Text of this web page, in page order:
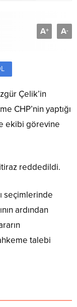
A+ A-
Çelik’in
CHP’nin yaptığı
ekibi görevine
itiraz reddedildi.
seçimlerinde
ardından
talebi